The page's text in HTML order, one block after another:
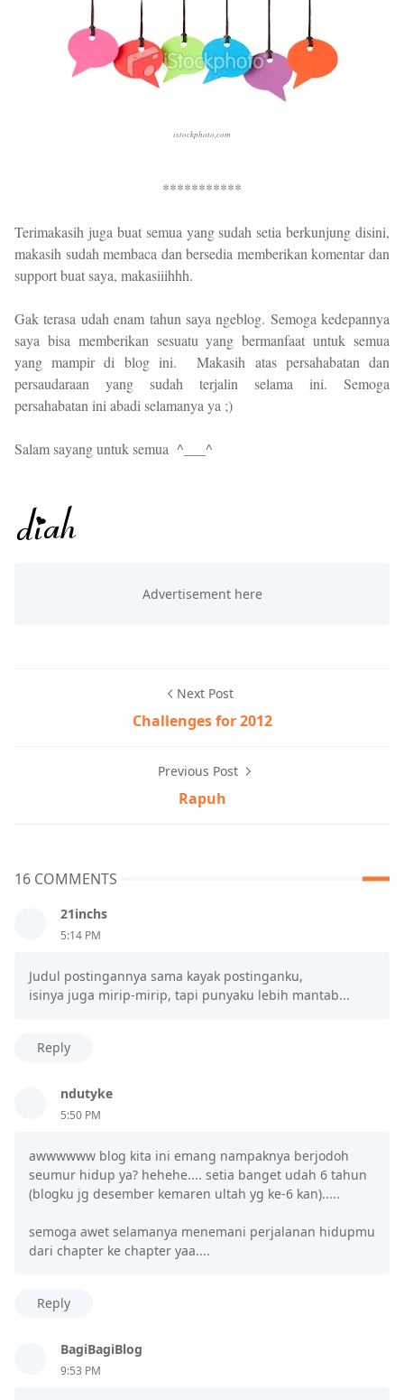
istockphoto,com
***********
Terimakasih juga buat semua yang sudah setia berkunjung disini,
makasih sudah membaca dan bersedia memberikan komentar dan
support buat saya, makasiiihhh.
Gak terasa udah enam tahun saya ngeblog. Semoga kedepannya
saya bisa memberikan sesuatu yang bermanfaat untuk semua
yang mampir di blog ini.
Makasih atas persahabatan dan
persaudaraan yang sudah terjalin selama ini. Semoga
persahabatan ini abadi selamanya ya ;)
Salam sayang untuk semua ^___^
Next Post
Challenges for 2012
Previous Post
Rapuh
16 COMMENTS
21inchs
5:14 PM
Judul postingannya sama kayak postinganku,
isinya juga mirip-mirip, tapi punyaku lebih mantab...
Reply
ndutyke
5:50 PM
awwwwww blog kita ini emang nampaknya berjodoh
seumur hidup ya? hehehe.... setia banget udah 6 tahun
(blogku jg desember kemaren ultah yg ke-6 kan).....
semoga awet selamanya menemani perjalanan hidupmu
dari chapter ke chapter yaa....
Reply
BagiBagiBlog
9:53 PM